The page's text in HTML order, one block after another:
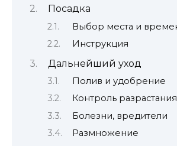
Посадка
Выбор места и
Инструкция
Дальнейший уход
Полив и удобрение
Контроль разрастания
Болезни, вредители
Размножение